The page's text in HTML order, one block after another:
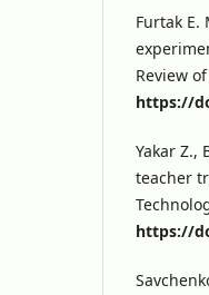
Furtak E.
Review
https://
Yakar Z.,
teacher
https://